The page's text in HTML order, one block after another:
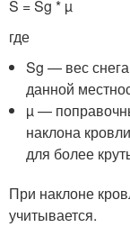
S = Sg * µ
где
Sg — вес
данной
µ —
наклона
для более
При наклоне
учитывается.